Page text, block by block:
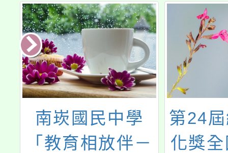
南崁國民中學
「教育相放伴－
第24
化獎